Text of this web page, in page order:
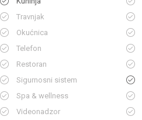
Travnjak
Okućnica
Telefon
Restoran
Sigurnosni sistem
Spa & wellness
Videonadzor